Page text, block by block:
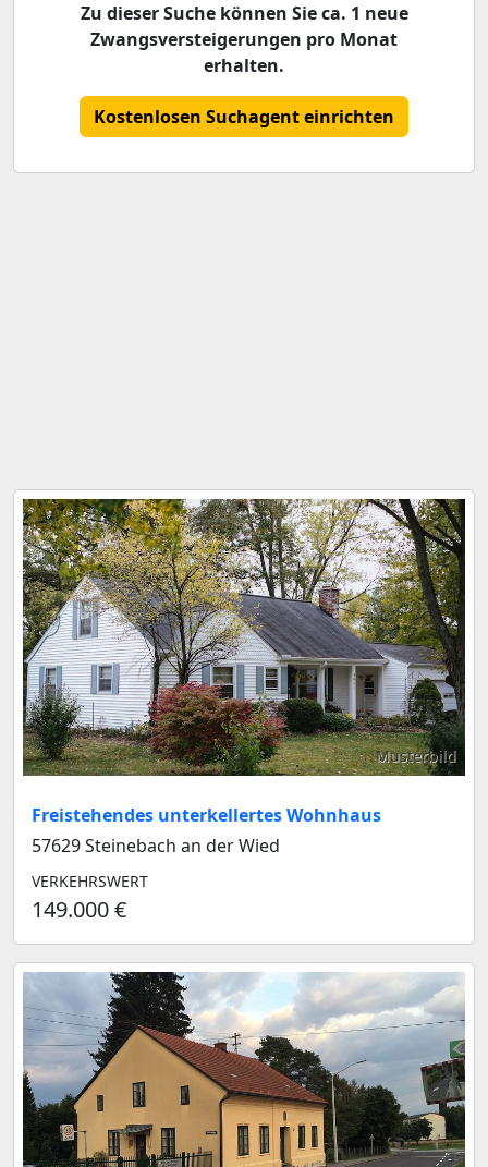
Zu dieser Suche können Sie ca. 1 neue
Zwangsversteigerungen pro Monat
erhalten.
Kostenlosen Suchagent einrichten
Musterbild
Freistehendes unterkellertes Wohnhaus
57629 Steinebach an der Wied
VERKEHRSWERT
149.000 €